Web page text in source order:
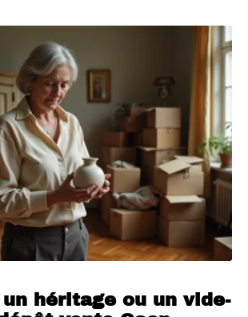
un héritage ou un vide-